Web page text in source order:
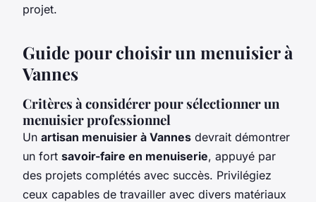
projet.
Guide pour choisir un menuisier à
Vannes
Critères à considérer pour sélectionner un
menuisier professionnel
Un artisan menuisier à Vannes devrait démontrer
un fort savoir-faire en menuiserie, appuyé par
des projets complétés avec succès. Privilégiez
ceux capables de travailler avec divers matériaux